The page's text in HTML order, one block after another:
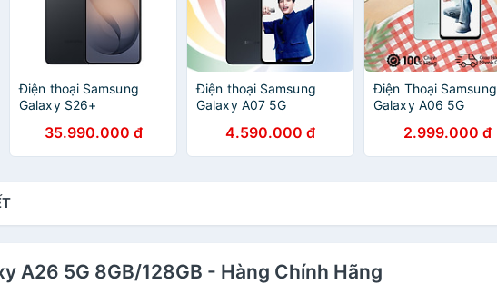
Điện thoại Samsung
Galaxy S26+
chính hãng
35.990.000 đ
Điện thoại Samsung
Galaxy A07 5G
chính hãng
4.590.000 đ
Điện Thoại Samsung
Galaxy A06 5G
Hãng2.999.000 đ
A26 5G 8GB/128GB - Hàng Chính Hãng